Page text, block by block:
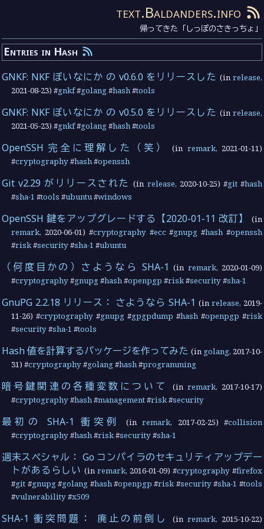
text.Baldanders.info
帰ってきた「しっぽのさきっちょ」
Entries in Hash
GNKF: NKF ぽいなにか の v0.6.0 をリリースした (in release,
2021-08-23) #gnkf#golang#hash#tools
GNKF: NKF ぽいなにか の v0.5.0 をリリースした (in release,
2021-05-23) #gnkf#golang#hash#tools
OpenSSH 完全に理解した（笑） (in remark, 2021-01-11)
#cryptography#hash#openssh
Git v2.29 がリリースされた (in release, 2020-10-25) #git#hash
#sha-1 #tools #ubuntu#windows
OpenSSH 鍵をアップグレードする【2020-01-11 改訂】
(in
remark, 2020-06-01) #cryptography#ecc#gnupg #hash #openssh
#risk#security#sha-1 #ubuntu
（何度目かの）さようなら SHA-1 (in remark, 2020-01-09)
#cryptography#gnupg#hash#openpgp #risk#security#sha-1
GnuPG 2.2.18 リリース： さようなら SHA-1 (in release, 2019-
11-26) #cryptography #gnupg #gpgpdump #hash#openpgp #risk
#security#sha-1 #tools
Hash 値を計算するパッケージを作ってみた (in golang, 2017-10-
31) #cryptography#golang#hash#programming
暗号鍵関連の各種変数について (in remark, 2017-10-17)
#cryptography#hash#management#risk#security
最初の SHA-1 衝突例 (inremark, 2017-02-25) #collision
#cryptography#hash#risk#security#sha-1
週末スペシャル： Go コンパイラのセキュリティアップデー
トがあるらしい (in remark, 2016-01-09) #cryptography#firefox
#git #gnupg#golang #hash#openpgp #risk#security#sha-1 #tools
#vulnerability#x509
SHA-1 衝突問題： 廃止の前倒し (in remark, 2015-10-22)